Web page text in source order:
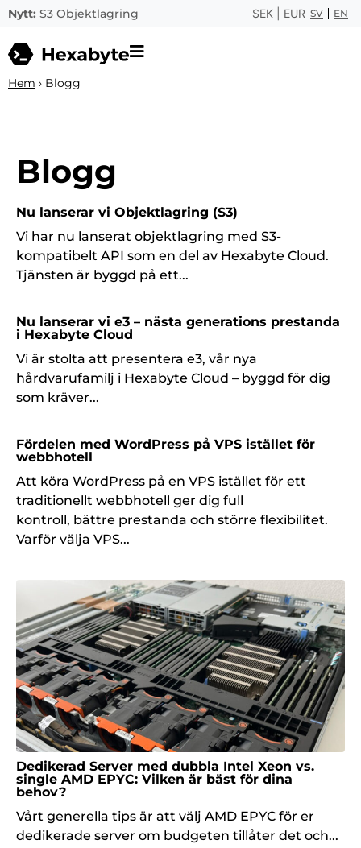
Nytt: S3 Objektlagring SEK EUR SV EN
Hem › Blogg
Blogg
Nu lanserar vi Objektlagring (S3)
Vi har nu lanserat objektlagring med S3-
kompatibelt API som en del av Hexabyte Cloud.
Tjänsten är byggd på ett...
Nu lanserar vi e3 – nästa generations prestanda
i Hexabyte Cloud
Vi är stolta att presentera e3, vår nya
hårdvarufamilj i Hexabyte Cloud – byggd för dig
som kräver...
Fördelen med WordPress på VPS istället för
webbhotell
Att köra WordPress på en VPS istället för ett
traditionellt webbhotell ger dig full
kontroll, bättre prestanda och större flexibilitet.
Varför välja VPS...
Dedikerad Server med dubbla Intel Xeon vs.
single AMD EPYC: Vilken är bäst för dina
behov?
Vårt generella tips är att välj AMD EPYC för er
dedikerade server om budgeten tillåter det och...